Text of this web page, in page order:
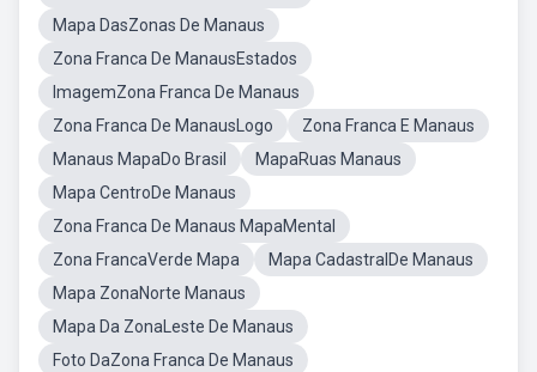
Mapa DasZonas De Manaus
Zona Franca De ManausEstados
ImagemZona Franca De Manaus
Zona Franca De ManausLogo
Zona Franca E Manaus
Manaus MapaDo Brasil
MapaRuas Manaus
Mapa CentroDe Manaus
Zona Franca De Manaus MapaMental
Zona FrancaVerde Mapa
Mapa CadastralDe Manaus
Mapa ZonaNorte Manaus
Mapa Da ZonaLeste De Manaus
Foto DaZona Franca De Manaus